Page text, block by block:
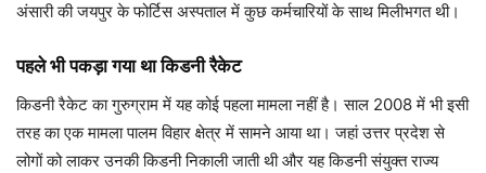
अंसारी की जयपुर के फोर्टिस अस्पताल में कुछ कर्मचारियों के साथ मिलीभगत थी।
पहले भी पकड़ा गया था किडनी रैकेट
किडनी रैकेट का गुरुग्राम में यह कोई पहला मामला नहीं है। साल 2008 में भी इसी
तरह का एक मामला पालम विहार क्षेत्र में सामने आया था। जहां उत्तर प्रदेश से
लोगों को लाकर उनकी किडनी निकाली जाती थी और यह किडनी संयुक्त राज्य